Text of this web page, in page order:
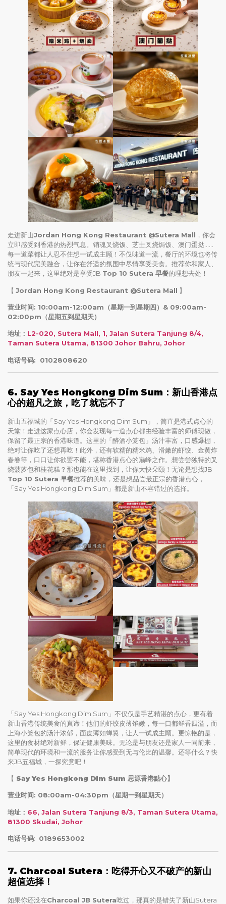
走进新山Jordan Hong Kong Restaurant @Sutera Mall ，你会
立即感受到香港的热烈气息。销魂叉烧饭、芝士叉烧焗饭、澳门蛋挞……
每一道菜都让人忍不住想一试成主顾！不仅味道一流，餐厅的环境也将传
统与现代完美融合，让你在舒适的氛围中尽情享受美食。推荐你和家人、
朋友一起来，这里绝对是享受JB Top 10 Sutera 早餐的理想去处！
【 Jordan Hong Kong Restaurant @Sutera Mall 】
营业时间: 10:00am-12:00am（星期一到星期四）& 09:00am-
02:00pm（星期五到星期天）
地址： L2-020, Sutera Mall, 1, Jalan Sutera Tanjung 8/4,
Taman Sutera Utama, 81300 Johor Bahru, Johor
电话号码: 0102808620
6. Say Yes Hongkong Dim Sum：新山香港点
心的超凡之旅，吃了就忘不了
新山五福城的「Say Yes Hongkong Dim Sum」，简直是港式点心的
天堂！走进这家点心店，你会发现每一道点心都由经验丰富的师傅现做，
保留了最正宗的香港味道。这里的「醉酒小笼包」汤汁丰富，口感爆棚，
绝对让你吃了还想再吃！此外，还有软糯的糯米鸡、滑嫩的虾饺、金黄炸
春卷等，口口让你欲罢不能，堪称香港点心的巅峰之作。想尝尝独特的叉
烧菠萝包和桂花糕？那也能在这里找到，让你大快朵颐！无论是想找JB
Top 10 Sutera 早餐推荐的美味，还是想品尝最正宗的香港点心，
「Say Yes Hongkong Dim Sum」都是新山不容错过的选择。
「Say Yes Hongkong Dim Sum」不仅仅是手艺精湛的点心，更有着
新山香港传统美食的真谛！他们的虾饺皮薄馅嫩，每一口都鲜香四溢，而
上海小笼包的汤汁浓郁，面皮薄如蝉翼，让人一试成主顾。更惊艳的是，
这里的食材绝对新鲜，保证健康美味。无论是与朋友还是家人一同前来，
简单现代的环境和一流的服务让你感受到无与伦比的温馨。还等什么？快
来JB五福城，一探究竟吧！
【 Say Yes Hongkong Dim Sum 思源香港點心】
营业时间: 08:00am-04:30pm（星期一到星期天）
地址： 66, Jalan Sutera Tanjung 8/3, Taman Sutera Utama,
81300 Skudai, Johor
电话号码: 0189653002
7. Charcoal Sutera：吃得开心又不破产的新山
超值选择！
如果你还没在Charcoal JB Sutera吃过，那真的是错失了新山Sutera